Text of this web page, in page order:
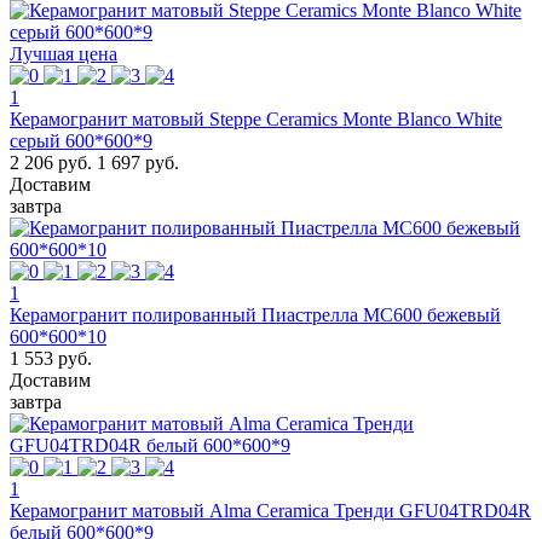
Лучшая цена
1
Керамогранит матовый Steppe Ceramics Monte Blanco White
серый 600*600*9
2 206 руб. 1 697 руб.
Доставим
завтра
1
Керамогранит полированный Пиастрелла МС600 бежевый
600*600*10
1 553 руб.
Доставим
завтра
1
Керамогранит матовый Alma Ceramica Тренди GFU04TRD04R
белый 600*600*9